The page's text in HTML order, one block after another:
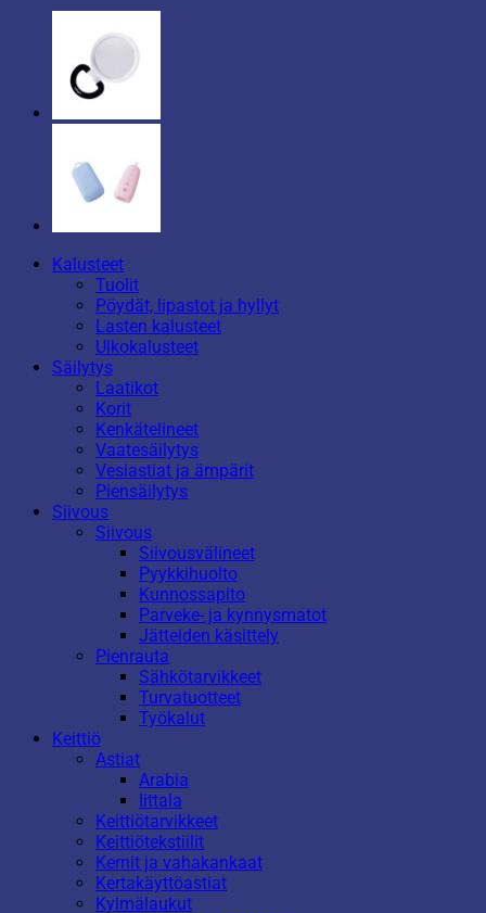
Kalusteet
Tuolit
Pöydät, lipastot ja hyllyt
Lasten kalusteet
Ulkokalusteet
Säilytys
Laatikot
Korit
Kenkätelineet
Vaatesäilytys
Vesiastiat ja ämpärit
Piensäilytys
Siivous
Siivous
Siivousvälineet
Pyykkihuolto
Kunnossapito
Parveke- ja kynnysmatot
Jätteiden käsittely
Pienrauta
Sähkötarvikkeet
Turvatuotteet
Työkalut
Keittiö
Astiat
Arabia
Iittala
Keittiötarvikkeet
Keittiötekstiilit
Kernit ja vahakankaat
Kertakäyttöastiat
Kylmälaukut